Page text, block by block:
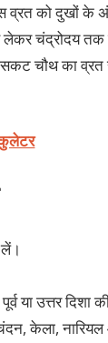
व्रत को दुखों
लेकर चंद्रोदय
चौथ का व्रत
उत्तर दिशा की
केला,